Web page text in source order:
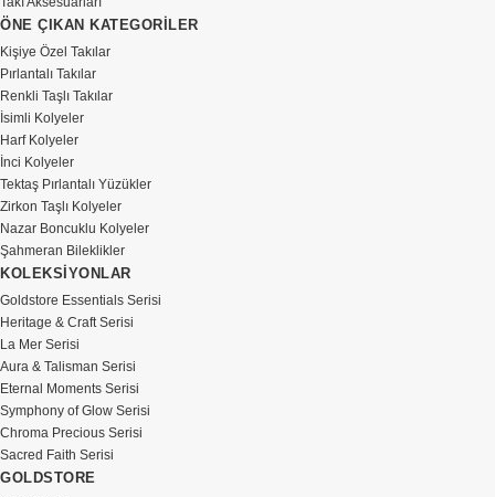
ÖNE ÇIKAN KATEGORİLER
Kişiye Özel Takılar
Pırlantalı Takılar
Renkli Taşlı Takılar
İsimli Kolyeler
Harf Kolyeler
İnci Kolyeler
Tektaş Pırlantalı Yüzükler
Zirkon Taşlı Kolyeler
Nazar Boncuklu Kolyeler
Şahmeran Bileklikler
KOLEKSİYONLAR
Goldstore Essentials Serisi
Heritage & Craft Serisi
La Mer Serisi
Aura & Talisman Serisi
Eternal Moments Serisi
Symphony of Glow Serisi
Chroma Precious Serisi
Sacred Faith Serisi
GOLDSTORE